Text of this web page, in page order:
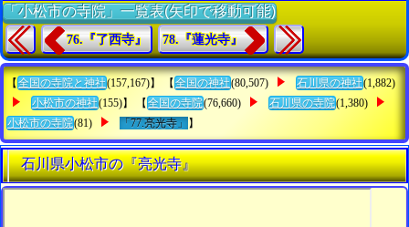
「小松市の寺院」一覧表(矢印で移動可能)
76.『了西寺』 78.『蓮光寺』
【 全国の寺院と神社(157,167)】 【 全国の神社(80,507) 石川県の神社(1,882)
小松市の神社(155)】 【 全国の寺院(76,660) 石川県の寺院(1,380)
小松市の寺院(81) 「77.亮光寺」 】
石川県小松市の『亮光寺』